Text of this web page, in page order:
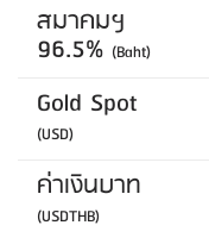
สมาคมฯ
96.5% (Baht)
Gold Spot
(USD)
ค่าเงินบาท
(USDTHB)